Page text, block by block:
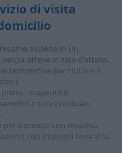
di visita
avviene in un
attese in sala d’attesa.
tempestiva per ridurre il
terapeutico
e con eventuale
per persone con mobilità
con impegni lavorativi